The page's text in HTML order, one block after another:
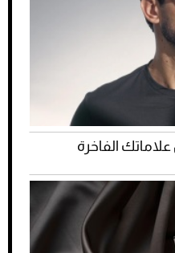
من علاماتك الفاخرة